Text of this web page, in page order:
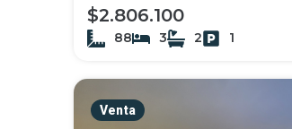
$2.806.100
88 3 2 1
Venta